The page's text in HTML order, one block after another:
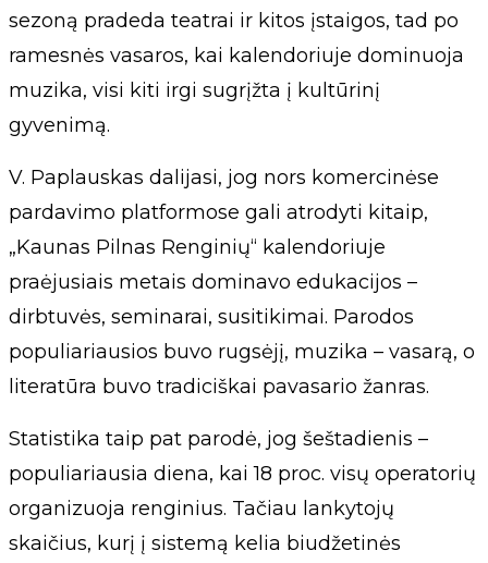
sezoną pradeda teatrai ir kitos įstaigos, tad po
ramesnės vasaros, kai kalendoriuje dominuoja
muzika, visi kiti irgi sugrįžta į kultūrinį
gyvenimą.
V. Paplauskas dalijasi, jog nors komercinėse
pardavimo platformose gali atrodyti kitaip,
„Kaunas Pilnas Renginių“ kalendoriuje
praėjusiais metais dominavo edukacijos –
dirbtuvės, seminarai, susitikimai. Parodos
populiariausios buvo rugsėjį, muzika – vasarą, o
literatūra buvo tradiciškai pavasario žanras.
Statistika taip pat parodė, jog šeštadienis –
populiariausia diena, kai 18 proc. visų operatorių
organizuoja renginius. Tačiau lankytojų
skaičius, kurį į sistemą kelia biudžetinės